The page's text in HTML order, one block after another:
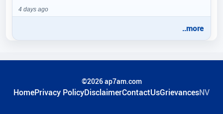
4 days ago
..more
©2026 ap7am.com
HomePrivacy PolicyDisclaimerContactUsGrievancesNV